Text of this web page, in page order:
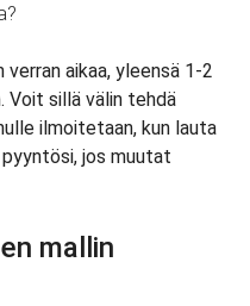
aikaa, yleensä 1-2
Voit sillä välin tehdä
ilmoitetaan, kun lauta
jos muutat
mallin